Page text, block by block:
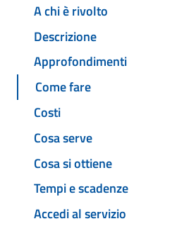
A chi è rivolto
Descrizione
Approfondimenti
Come fare
Costi
Cosa serve
Cosa si ottiene
Tempi e scadenze
Accedi al servizio